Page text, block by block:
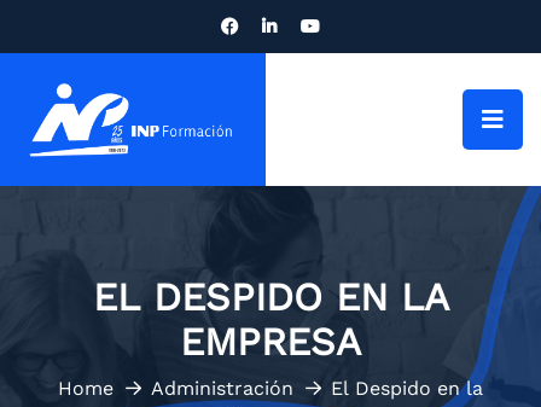
EL DESPIDO EN LA
EMPRESA
Home Administración
El Despido en la